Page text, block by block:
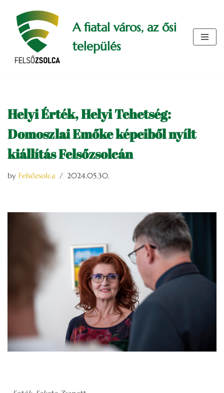
Skip
content
A fiatal város, az ősi
település
Helyi Érték, Helyi Tehetség:
Domoszlai Emőke képeiből nyílt
kiállítás Felsőzsolcán
by Felsőzsolca 2024.05.30.